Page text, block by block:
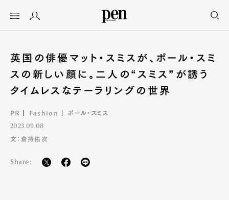
英国の俳優マット・スミスが、ポール・スミ
スの新しい顔に。二人の“スミス”が誘う
タイムレスなテーラリングの世界
PR Fashion ポール・スミス
2023.09.08
文：倉持佑次
Share: